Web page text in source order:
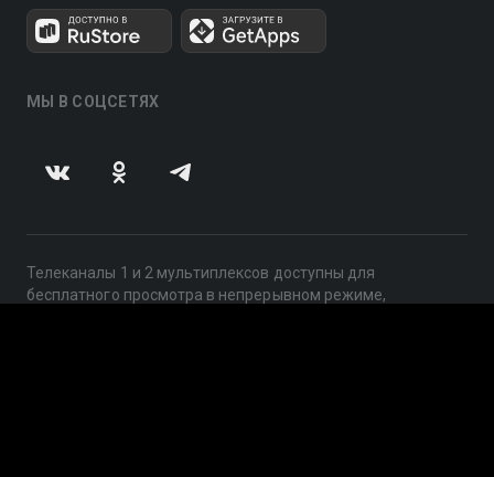
МЫ В СОЦСЕТЯХ
Телеканалы 1 и 2 мультиплексов доступны для
бесплатного просмотра в непрерывном режиме,